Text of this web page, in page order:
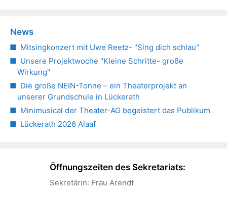
News
Mitsingkonzert mit Uwe Reetz- "Sing dich schlau"
Unsere Projektwoche "Kleine Schritte- große
Wirkung"
Die große NEIN-Tonne – ein Theaterprojekt an
unserer Grundschule in Lückerath
Minimusical der Theater-AG begeistert das Publikum
Lückerath 2026 Alaaf
Öffnungszeiten des Sekretariats:
Sekretärin: Frau Arendt